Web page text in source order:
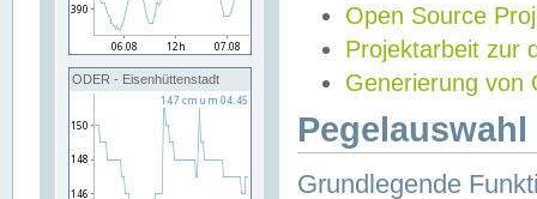
ODER - Eisenhüttenstadt
Open Source
Projektarbeit zur
Generierung von
Grundlegende